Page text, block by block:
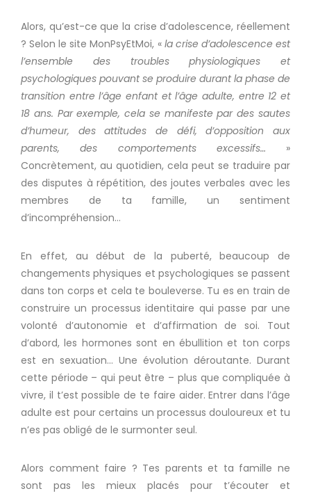
Alors, qu’est-ce que la crise d’adolescence, réellement
? Selon le siteMonPsyEtMoi, « la crise d’adolescence est
l’ensemble des troubles physiologiques et
psychologiques pouvant se produire durant la phase de
transition entre l’âge enfant et l’âge adulte, entre 12 et
18 ans. Par exemple, cela se manifeste par des sautes
d’humeur, des attitudes de défi, d’opposition aux
parents, des comportements excessifs… »
Concrètement, au quotidien, cela peut se traduire par
des disputes à répétition, des joutes verbales avec les
membres de ta famille, un sentiment
d’incompréhension…
En effet, au début de la puberté, beaucoup de
changements physiques et psychologiques se passent
dans ton corps et cela te bouleverse. Tu es en train de
construire un processus identitaire qui passe par une
volonté d’autonomie et d’affirmation de soi. Tout
d’abord, les hormones sont en ébullition et ton corps
est en sexuation… Une évolution déroutante. Durant
cette période – qui peut être – plus que compliquée à
vivre, il t’est possible de te faire aider. Entrer dans l’âge
adulte est pour certains un processus douloureux et tu
n’es pas obligé de le surmonter seul.
Alors comment faire ? Tes parents et ta famille ne
sont pas les mieux placés pour t’écouter et